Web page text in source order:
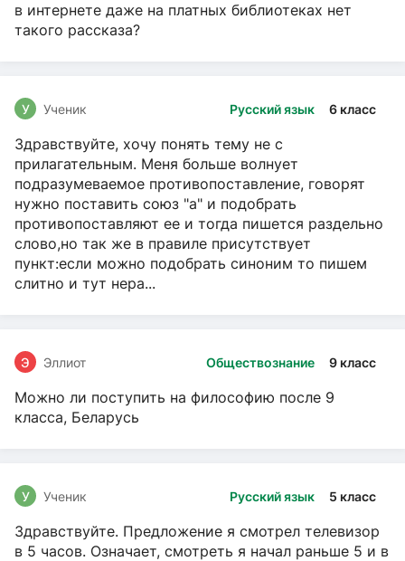
в интернете даже на платных библиотеках нет
такого рассказа?
Русский язык 6 класс
У Ученик
Здравствуйте, хочу понять тему не с
прилагательным. Меня больше волнует
подразумеваемое противопоставление, говорят
нужно поставить союз "а" и подобрать
противопоставляют ее и тогда пишется раздельно
слово,но так же в правиле присутствует
пункт:если можно подобрать синоним то пишем
слитно и тут нера...
Обществознание 9 класс
Э Эллиот
Можно ли поступить на философию после 9
класса, Беларусь
Русский язык 5 класс
У Ученик
Здравствуйте. Предложение я смотрел телевизор
в 5 часов. Означает, смотреть я начал раньше 5 и в